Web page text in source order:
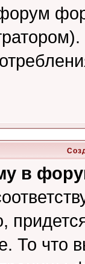
в
То что